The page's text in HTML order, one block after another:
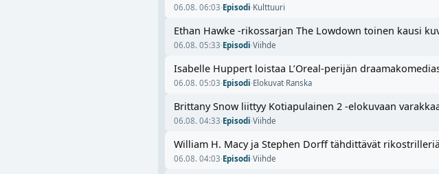
06.08. 06:03·Episodi·Kulttuuri
Ethan Hawke -rikossarjan The Lowdown toinen kausi
06.08. 05:33·Episodi·Viihde
Isabelle Huppert loistaa L’Oreal-perijän
06.08. 05:03·Episodi·Elokuvat·Ranska
Brittany Snow liittyy Kotiapulainen 2 -elokuvaan
06.08. 04:33·Episodi·Viihde
William H. Macy ja Stephen Dorff tähdittävät
06.08. 04:03·Episodi·Viihde